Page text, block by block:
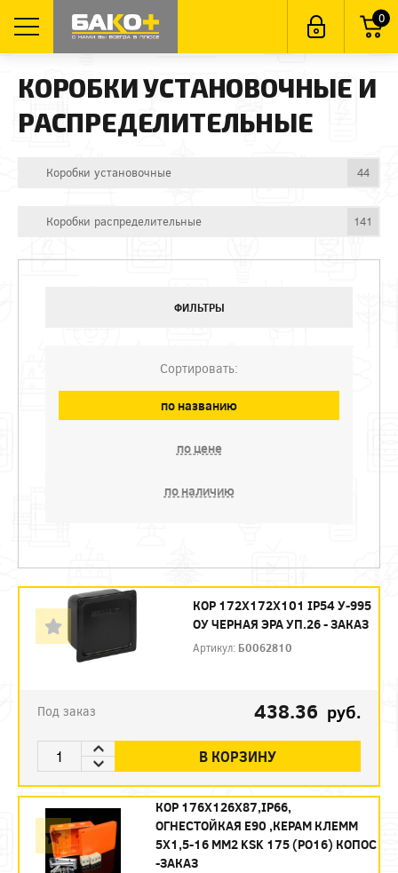
0
КОРОБКИ УСТАНОВОЧНЫЕ И
РАСПРЕДЕЛИТЕЛЬНЫЕ
Коробки установочные 44
Коробки распределительные 141
ФИЛЬТРЫ
Сортировать:
по названию
по цене
по наличию
КОР 172Х172Х101 IP54 У-995
ОУ ЧЕРНАЯ ЭРА УП.26 - ЗАКАЗ
Артикул: Б0062810
Под заказ 438.36 руб.
В КОРЗИНУ
КОР 176Х126Х87,IP66,
ОГНЕСТОЙКАЯ Е90 ,КЕРАМ КЛЕММ
5X1,5-16 ММ2 KSK 175 (PO16) КОПОС
-ЗАКАЗ